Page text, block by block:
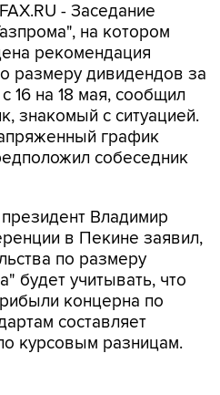
- Заседание
на котором
рекомендация
размеру дивидендов за
16 на 18 мая, сообщил
знакомый с ситуацией.
график
собеседник
Владимир
в Пекине заявил,
по размеру
будет учитывать, что
концерна по
составляет
курсовым разницам.